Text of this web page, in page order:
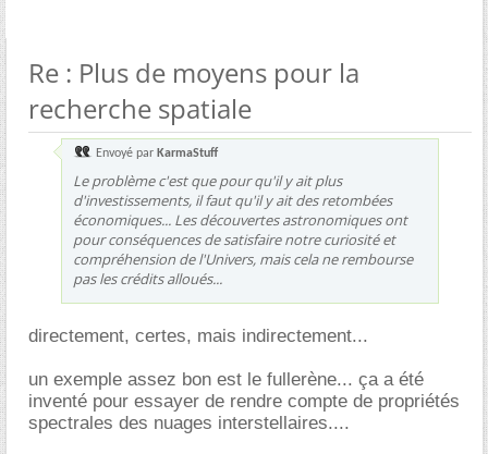
Re : Plus de moyens pour la
recherche spatiale
Envoyé par KarmaStuff
Le problème c'est que pour qu'il y ait plus
d'investissements, il faut qu'il y ait des retombées
économiques... Les découvertes astronomiques ont
pour conséquences de satisfaire notre curiosité et
compréhension de l'Univers, mais cela ne rembourse
pas les crédits alloués...
directement, certes, mais indirectement...
un exemple assez bon est le fullerène... ça a été
inventé pour essayer de rendre compte de propriétés
spectrales des nuages interstellaires....